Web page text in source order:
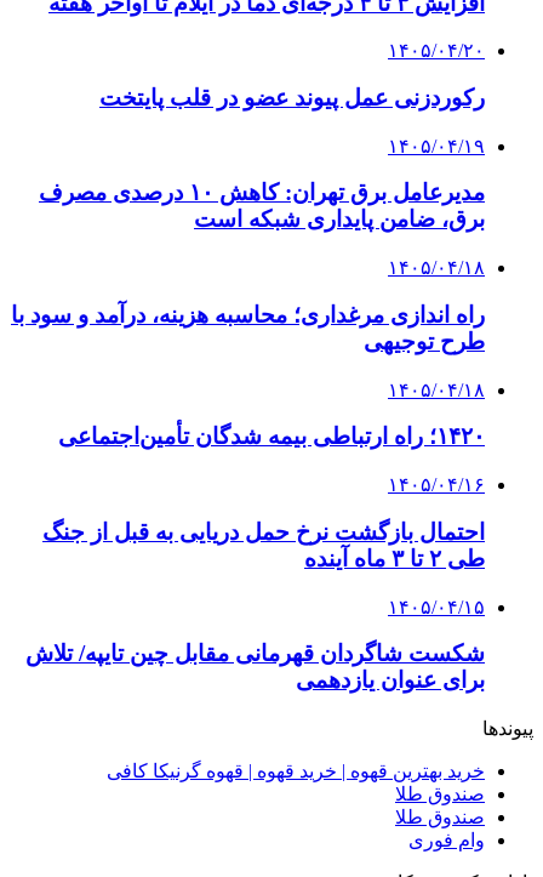
3 هفته پیش
خرید ابزار آلات دستی و صنعتی زیر قیمت بازار؛
چطور ابزار اصل را با بهترین قیمت تهیه کنیم؟
4 هفته پیش
چرا انتخاب تامین‌کننده تجهیزات جوشکاری، کیفیت
پروژه را تعیین می‌کند؟
4 هفته پیش
از کجا تجهیزات ترافیکی باکیفیت بخریم؟ راهنمای
انتخاب بهترین فروشنده
۱۴۰۵/۰۴/۱۸
راه اندازی مرغداری؛ محاسبه هزینه، درآمد و سود با
طرح توجیهی
فروشگاه کتاب DMDBook | خرید کتاب فانتزی،
راهنمای جامع خرید تجهیزات اندازه گیری؛ چطور
دقیق‌ترین ابزارها را آنلاین بخریم؟
آربی نوا؛ راهکار هوشمند برای شناسایی
فرصت‌های آربیتراژ ارز دیجیتال
۱۴۰۵/۰۴/۰۶